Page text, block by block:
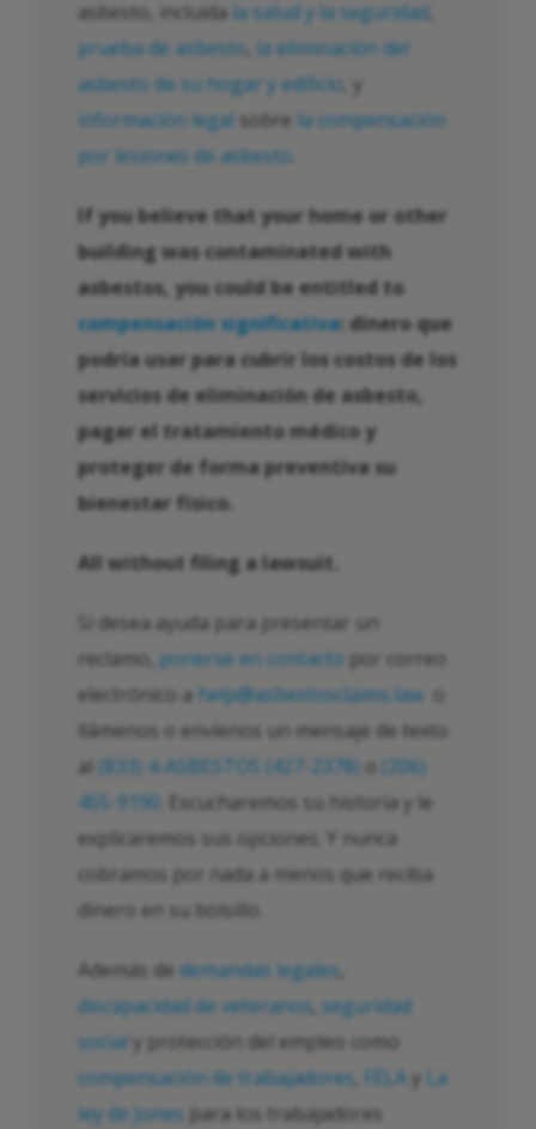
asbesto, incluida la salud y la seguridad
prueba de asbesto la eliminación del
asbesto de su hogar y edificio , y
información legal sobre la compensación
por lesiones de asbesto
If you believe that your home or other
building was contaminated with
asbestos, you could be entitled to
compensación significativa: dinero que
podría usar para cubrir los costos de los
servicios de eliminación de asbesto,
pagar el tratamiento médico y
proteger de forma preventiva su
bienestar físico.
All without filing a lawsuit
Si desea ayuda para presentar un
reclamo, ponerse en contacto por correo
electrónico a help@asbestosclaims.law
llámenos o envíenos un mensaje de texto
al (833) 4-ASBESTOS (427-2378)
(206)
455-9190
. Escucharemos su historia y le
explicaremos sus opciones. Y nunca
cobramos por nada a menos que reciba
dinero en su bolsillo.
Además de demandas legales
discapacidad de veteranos seguridad
social y protección del empleo como
compensación de trabajadores
FELA y La
ley de Jones para los trabajadores